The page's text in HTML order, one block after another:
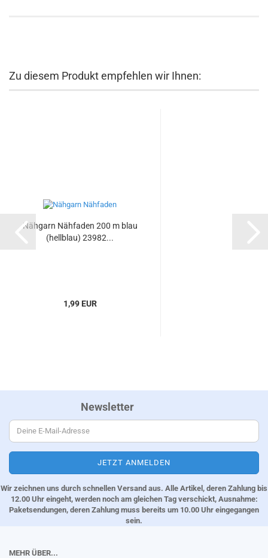
Zu diesem Produkt empfehlen wir Ihnen:
Nähgarn Nähfaden 200 m blau
(hellblau) 23982...
1,99 EUR
Newsletter
Wir zeichnen uns durch schnellen Versand aus. Alle Artikel, deren Zahlung bis
12.00 Uhr eingeht, werden noch am gleichen Tag verschickt, Ausnahme:
Paketsendungen, deren Zahlung muss bereits um 10.00 Uhr eingegangen
sein.
MEHR ÜBER...